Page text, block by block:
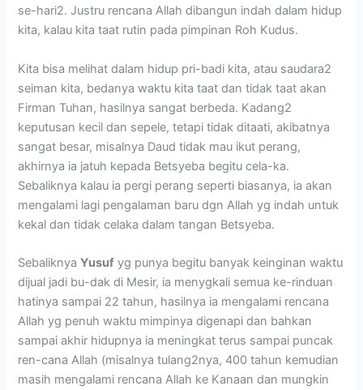
se-hari2. Justru rencana Allah dibangun indah dalam hidup
kita, kalau kita taat rutin pada pimpinan Roh Kudus.
Kita bisa melihat dalam hidup pri-badi kita, atau saudara2
seiman kita, bedanya waktu kita taat dan tidak taat akan
Firman Tuhan, hasilnya sangat berbeda. Kadang2
keputusan kecil dan sepele, tetapi tidak ditaati, akibatnya
sangat besar, misalnya Daud tidak mau ikut perang,
akhirnya ia jatuh kepada Betsyeba begitu cela-ka.
Sebaliknya kalau ia pergi perang seperti biasanya, ia akan
mengalami lagi pengalaman baru dgn Allah yg indah untuk
kekal dan tidak celaka dalam tangan Betsyeba.
SebaliknyaYusuf yg punya begitu banyak keinginan waktu
dijual jadi bu-dak di Mesir, ia menygkali semua ke-rinduan
hatinya sampai 22 tahun, hasilnya ia mengalami rencana
Allah yg penuh waktu mimpinya digenapi dan bahkan
sampai akhir hidupnya ia meningkat terus sampai puncak
ren-cana Allah (misalnya tulang2nya, 400 tahun kemudian
masih mengalami rencana Allah ke Kanaan dan mungkin